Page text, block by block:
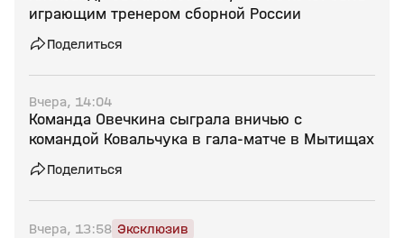
играющим тренером сборной России
Поделиться
Вчера, 14:04
Команда Овечкина сыграла вничью с
командой Ковальчука в гала‑матче в Мытищах
Поделиться
Вчера, 13:58 Эксклюзив